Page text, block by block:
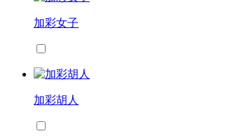
加彩女子
加彩胡人